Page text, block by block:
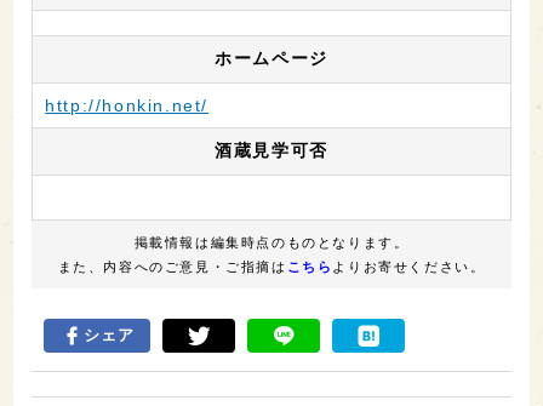
ホームページ
http://honkin.net/
酒蔵見学可否
掲載情報は編集時点のものとなります。
また、内容へのご意見・ご指摘は こちら よりお寄せください。
シェア